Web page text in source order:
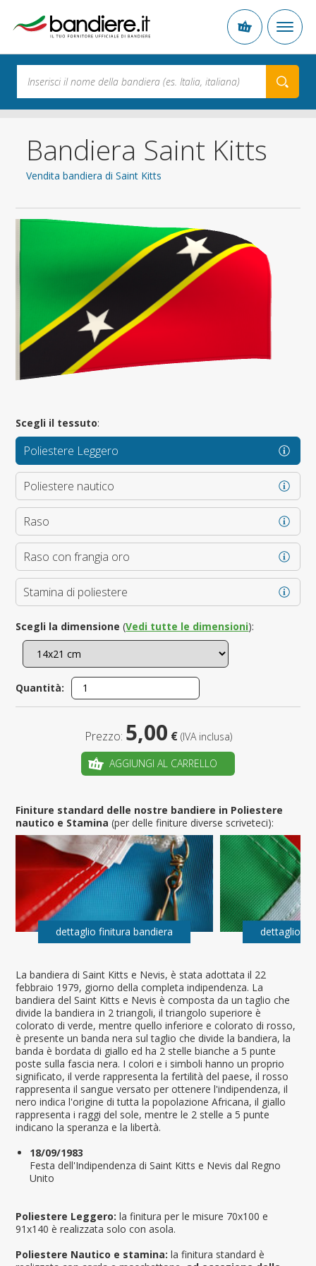
Bandiera Saint Kitts
Vendita bandiera di Saint Kitts
La bandiera di Saint Kitts e Nevis, è stata adottata il 22
febbraio 1979, giorno della completa indipendenza. La
bandiera del Saint Kitts e Nevis è composta da un taglio che
divide la bandiera in 2 triangoli, il triangolo superiore è
colorato di verde, mentre quello inferiore e colorato di rosso,
è presente un banda nera sul taglio che divide la bandiera, la
banda è bordata di giallo ed ha 2 stelle bianche a 5 punte
poste sulla fascia nera. I colori e i simboli hanno un proprio
significato, il verde rappresenta la fertilità del paese, il rosso
rappresenta il sangue versato per ottenere l'indipendenza, il
nero indica l'origine di tutta la popolazione Africana, il giallo
rappresenta i raggi del sole, mentre le 2 stelle a 5 punte
indicano la speranza e la libertà.
18/09/1983
Festa dell'Indipendenza di Saint Kitts e Nevis dal Regno
Unito
Poliestere Leggero: la finitura per le misure 70x100 e
91x140 è realizzata solo con asola.
Poliestere Nautico e stamina: la finitura standard è
Scegli il tessuto:
Poliestere Leggero
Poliestere nautico
Raso
Raso con frangia oro
Stamina di poliestere
Scegli la dimensione (Vedi tutte le dimensioni):
Quantità:
Prezzo: 5,00 € (IVA inclusa)
AGGIUNGI AL CARRELLO
Finiture standard delle nostre bandiere in Poliestere
nautico e Stamina(per delle finiture diverse scriveteci):
dettaglio finitura bandiera dettaglio